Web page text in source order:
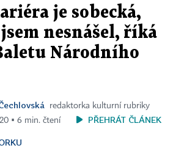
je sobecká,
nesnášel, říká
Národního
redaktorka kulturní rubriky
▪ 6 min. čtení
PŘEHRÁT ČLÁNEK